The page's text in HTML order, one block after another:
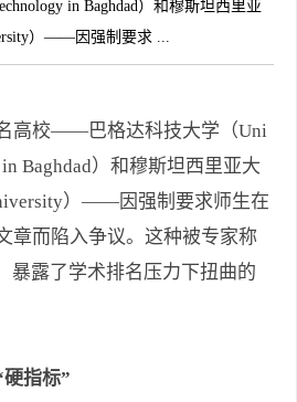
in Baghdad）和穆斯坦西里亚
）——因强制要求 ...
高校——巴格达科技大学（Uni
Baghdad）和穆斯坦西里亚大
）——因强制要求师生在
章而陷入争议。这种被专家称
暴露了学术排名压力下扭曲的
指标”